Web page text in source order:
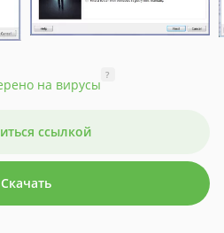
на вирусы
?
ссылкой
Скачать